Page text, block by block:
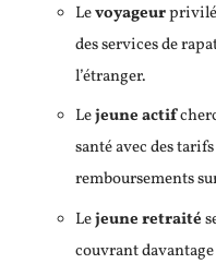
Levoyageur
des services de
l’étranger.
Lejeune actif
santé avec des
remboursements
Lejeune retraité
couvrant